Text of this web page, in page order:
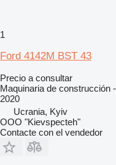
1
Ford 4142M BST 43
Precio a consultar
Maquinaria de construcción
2020
Ucrania, Kyiv
OOO "Kievspecteh"
Contacte con el vendedor